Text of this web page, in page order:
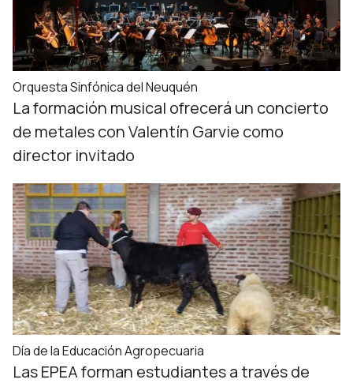
Orquesta Sinfónica del Neuquén
La formación musical ofrecerá un concierto
de metales con Valentín Garvie como
director invitado
Día de la Educación Agropecuaria
Las EPEA forman estudiantes a través de